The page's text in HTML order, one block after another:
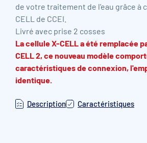
de votre traitement de l'eau grâce à
CELL de CCEI.
Livré avec prise 2 cosses
La cellule X-CELL a été remplacée
CELL 2, ce nouveau modèle
caractéristiques de connexion,
identique.
Description Caractéristiques